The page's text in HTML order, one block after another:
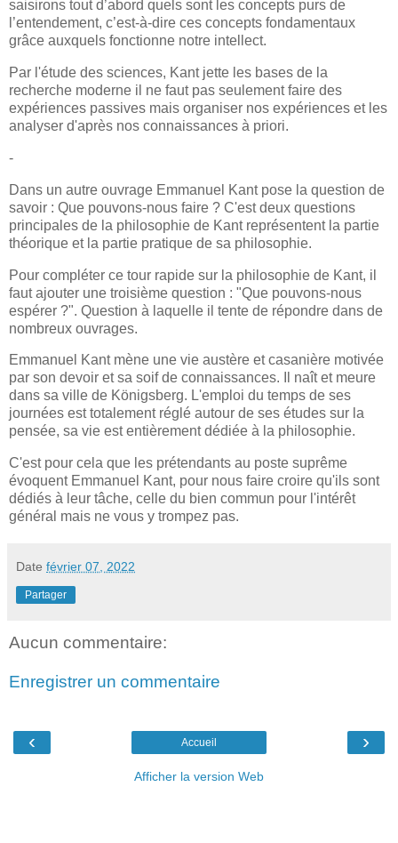
saisirons tout d’abord quels sont les concepts purs de
l’entendement, c’est-à-dire ces concepts fondamentaux
grâce auxquels fonctionne notre intellect.
Par l'étude des sciences, Kant jette les bases de la
recherche moderne il ne faut pas seulement faire des
expériences passives mais organiser nos expériences et les
analyser d'après nos connaissances à priori.
-
Dans un autre ouvrage Emmanuel Kant pose la question de
savoir : Que pouvons-nous faire ? C'est deux questions
principales de la philosophie de Kant représentent la partie
théorique et la partie pratique de sa philosophie.
Pour compléter ce tour rapide sur la philosophie de Kant, il
faut ajouter une troisième question : "Que pouvons-nous
espérer ?". Question à laquelle il tente de répondre dans de
nombreux ouvrages.
Emmanuel Kant mène une vie austère et casanière motivée
par son devoir et sa soif de connaissances. Il naît et meure
dans sa ville de Königsberg. L'emploi du temps de ses
journées est totalement réglé autour de ses études sur la
pensée, sa vie est entièrement dédiée à la philosophie.
C'est pour cela que les prétendants au poste suprême
évoquent Emmanuel Kant, pour nous faire croire qu'ils sont
dédiés à leur tâche, celle du bien commun pour l'intérêt
général mais ne vous y trompez pas.
Date février 07, 2022
Partager
Aucun commentaire:
Enregistrer un commentaire
‹ ›
Accueil
Afficher la version Web